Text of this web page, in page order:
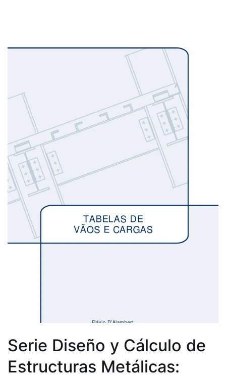
Serie Diseño y Cálculo de
Estructuras Metálicas: